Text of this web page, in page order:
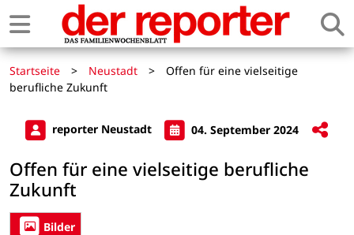
Startseite > Neustadt >
Offen für eine vielseitige
berufliche Zukunft
reporter Neustadt 04. September 2024
Offen für eine vielseitige berufliche
Zukunft
Bilder